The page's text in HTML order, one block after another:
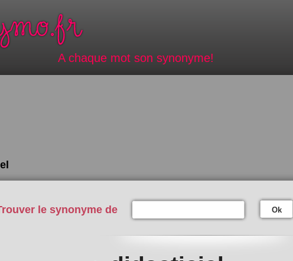
A chaque mot son synonyme!
le synonyme de Ok